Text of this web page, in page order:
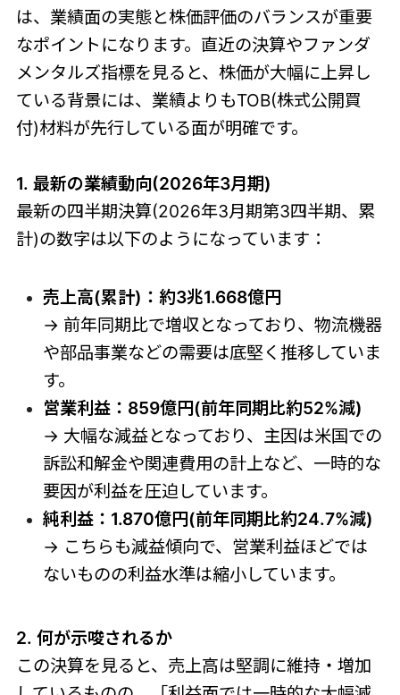
は、業績面の実態と株価評価のバランスが重要
なポイントになります。直近の決算やファンダ
メンタルズ指標を見ると、株価が大幅に上昇し
ている背景には、業績よりもTOB(株式公開買
付)材料が先行している面が明確です。
1. 最新の業績動向(2026年3月期)
最新の四半期決算(2026年3月期第3四半期、累
計)の数字は以下のようになっています：
売上高(累計)：約3兆1.668億円
→ 前年同期比で増収となっており、物流機器
や部品事業などの需要は底堅く推移していま
す。
営業利益：859億円(前年同期比約52%減)
→ 大幅な減益となっており、主因は米国での
訴訟和解金や関連費用の計上など、一時的な
要因が利益を圧迫しています。
純利益：1.870億円(前年同期比約24.7%減)
→ こちらも減益傾向で、営業利益ほどでは
ないものの利益水準は縮小しています。
2. 何が示唆されるか
この決算を見ると、売上高は堅調に維持・増加